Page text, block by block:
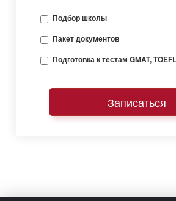
Подбор школы
Пакет документов
Подготовка к тестам GMAT,
Записаться